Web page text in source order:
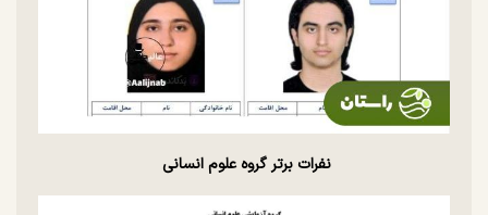
نفرات برتر گروه علوم انسانی